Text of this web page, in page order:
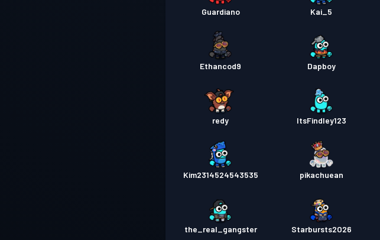
Guardiano Kai_5
Ethancod9 Dapboy
redy ItsFindley123
Kim2314524543535 pikachuean
the_real_gangster Starbursts2O26